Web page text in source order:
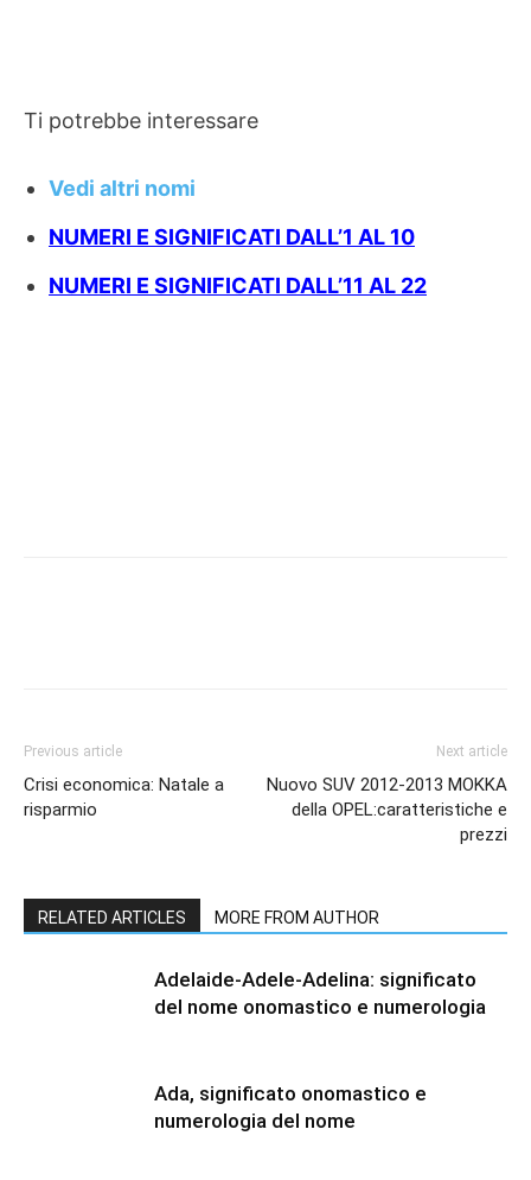
Ti potrebbe interessare
Vedi altri nomi
NUMERI E SIGNIFICATI DALL’1 AL 10
NUMERI E SIGNIFICATI DALL’11 AL 22
Previous article
Crisi economica: Natale a
risparmio
Next article
Nuovo SUV 2012-2013 MOKKA
della OPEL:caratteristiche e
prezzi
RELATED ARTICLES MORE FROM AUTHOR
Adelaide-Adele-Adelina: significato
del nome onomastico e numerologia
Ada, significato onomastico e
numerologia del nome